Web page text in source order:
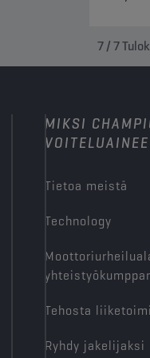
7/7
MIKSI
Tietoa meistä
Technology
Tehosta
Ryhdy jakelijaksi